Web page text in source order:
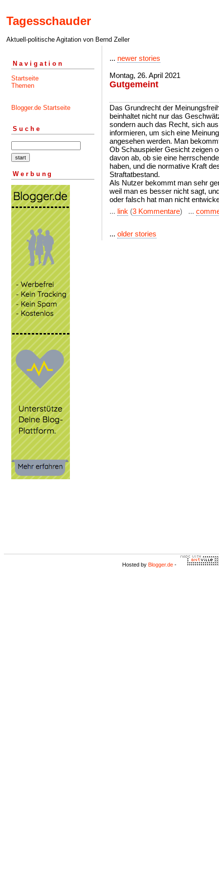
Tagesschauder
Aktuell-politische Agitation von Bernd Zeller
Navigation
Startseite
Themen
Blogger.de Startseite
Suche
Werbung
... newer stories
Montag, 26. April 2021
Gutgemeint
Das Grundrecht der
beinhaltet nicht nur das
sondern auch das Recht, sich
informieren, um sich eine
angesehen werden. Man
Ob Schauspieler Gesicht zeigen
davon ab, ob sie eine
haben, und die normative Kraft
Straftatbestand.
Als Nutzer bekommt man sehr
weil man es besser nicht sagt,
oder falsch hat man nicht
... link (3 Kommentare) ...
... older stories
Hosted by Blogger.de -